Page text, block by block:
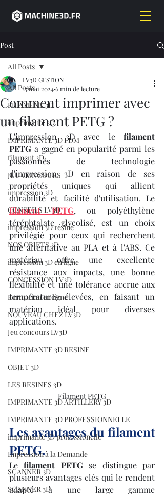
Post
All Posts
FILAMENT 3D
imprimante 3D,
IMPRIMANTE 3D FDM
filament 3D,
JEU CONCOURS
impression 3D
CONSEILS LV3D
impression 3D résine
NOS OBJETS 3D
impression 3D en ligne
CONCESSION LV3D
Formation en ligne
NOUVEAU CHEZ LV3D
Jeu concours LV3D
IMPRIMANTE 3D RESINE
OBJET 3D
LES RESINES 3D
IMPRIMANTE 3D ARTILLERY 3D
IMPRIMANTE 3D PROFESSIONNELLE
imprimante 3D professionelle
Impression à la Demande
SCANNER 3D
SCANNER 3D
All Posts
Comment imprimer avec
un filament PETG ?
LV3D GESTION
15 mai 20246 min de lecture
L'impression 3D avec le filament
PETG a gagné en popularité parmi les
passionnés de technologie
d'impression 3D en raison de ses
propriétés uniques qui allient
filament PETG, ou polyéthylène
téréphtalate glycolisé, est un choix
privilégié pour ceux qui recherchent
une alternative au PLA et à l'ABS. Ce
matériau offre une excellente
résistance aux impacts, une bonne
flexibilité et une tolérance accrue aux
températures élevées, en faisant un
matériau idéal pour diverses
applications.
Filament PETG
Les avantages du filament
PETG.
Le filament PETG se distingue par
plusieurs avantages clés qui le rendent
adapté à une large gamme